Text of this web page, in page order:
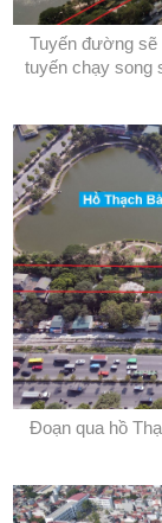
Tuyến đường
tuyến chạy song
Đoạn qua hồ